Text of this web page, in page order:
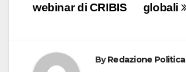
k
globali
webinar di CRIBIS
ByRedazione Politica